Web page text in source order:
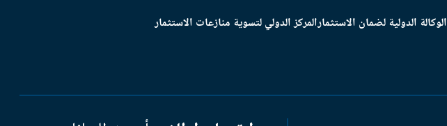
الوكالة الدولية لضمان الاستثمارالمركز الدولي لتسوية منازعات الاستثمار